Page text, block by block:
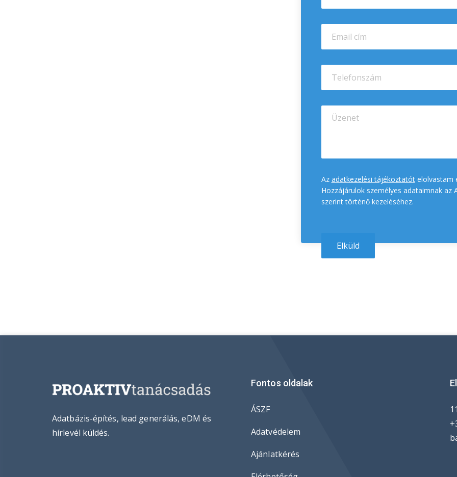
Az adatkezelési tájékoztatótelolvastam
Hozzájárulok személyes adataimnak
szerint történő kezeléséhez.
Adatbázis-építés, lead generálás, eDM és
hírlevél küldés.
Fontos oldalak
ÁSZF
Adatvédelem
Ajánlatkérés